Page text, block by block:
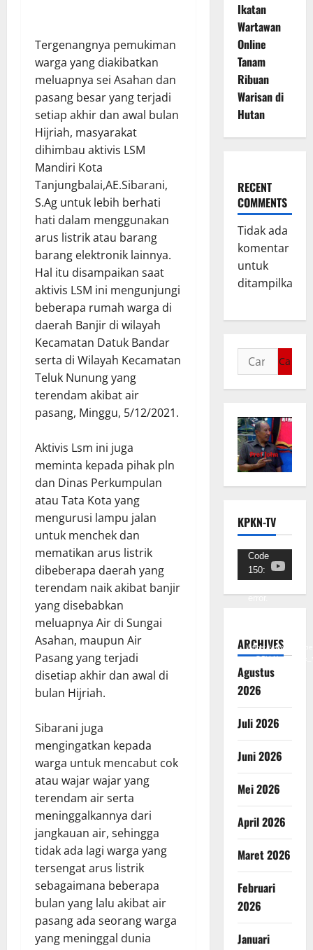
Tergenangnya pemukiman
warga yang diakibatkan
meluapnya sei Asahan dan
pasang besar yang terjadi
setiap akhir dan awal bulan
Hijriah, masyarakat
dihimbau aktivis LSM
Mandiri Kota
Tanjungbalai,AE.Sibarani,
S.Ag untuk lebih berhati
hati dalam menggunakan
arus listrik atau barang
barang elektronik lainnya.
Hal itu disampaikan saat
aktivis LSM ini mengunjungi
beberapa rumah warga di
daerah Banjir di wilayah
Kecamatan Datuk Bandar
serta di Wilayah Kecamatan
Teluk Nunung yang
terendam akibat air
pasang, Minggu, 5/12/2021.
Aktivis Lsm ini juga
meminta kepada pihak pln
dan Dinas Perkumpulan
atau Tata Kota yang
mengurusi lampu jalan
untuk menchek dan
mematikan arus listrik
dibeberapa daerah yang
terendam naik akibat banjir
yang disebabkan
meluapnya Air di Sungai
Asahan, maupun Air
Pasang yang terjadi
disetiap akhir dan awal di
bulan Hijriah.
Sibarani juga
mengingatkan kepada
warga untuk mencabut cok
atau wajar wajar yang
terendam air serta
meninggalkannya dari
jangkauan air, sehingga
tidak ada lagi warga yang
tersengat arus listrik
sebagaimana beberapa
bulan yang lalu akibat air
pasang ada seorang warga
yang meninggal dunia
Ikatan
Wartawan
Online
Tanam
Ribuan
Warisan di
Hutan
RECENT
COMMENTS
Tidak ada
komentar
untuk
ditampilkan.
KPKN-TV
Pemutar
Video
Code
150:
error.
https://
ARCHIVES
Agustus
2026
Juli 2026
Juni 2026
Mei 2026
April 2026
Maret 2026
Februari
2026
Januari